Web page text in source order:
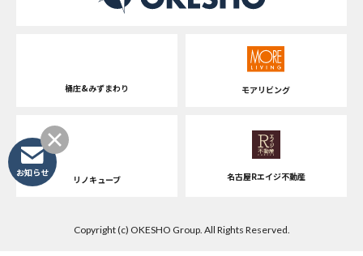
桶庄&みずまわり モアリビング
リノキューブ 名古屋Rエイジ不動産
Copyright (c) OKESHO Group. All Rights Reserved.
お知らせ